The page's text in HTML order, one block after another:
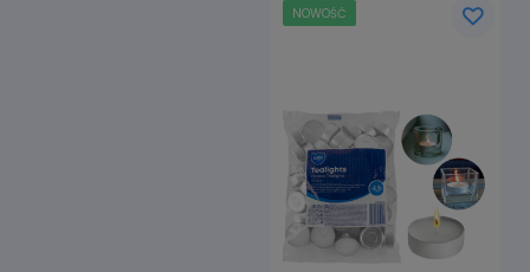
NOWOŚĆ